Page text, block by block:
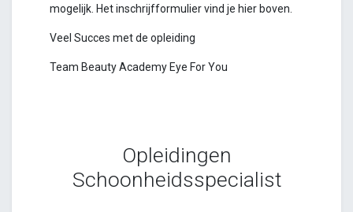
mogelijk. Het inschrijfformulier vind je hier boven.
Veel Succes met de opleiding
Team Beauty Academy Eye For You
Opleidingen
Schoonheidsspecialist